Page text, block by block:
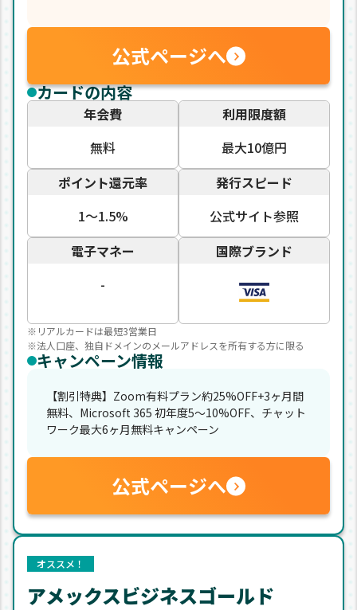
公式ページへ
カードの内容
年会費
無料
利用限度額
最大10億円
ポイント還元率
1〜1.5%
発行スピード
公式サイト参照
電子マネー
-
国際ブランド
※リアルカードは最短3営業日
※法人口座、独自ドメインのメールアドレスを所有する方に限る
キャンペーン情報
【割引特典】Zoom有料プラン約25%OFF+3ヶ月間
無料、Microsoft 365 初年度5〜10%OFF、チャット
ワーク最大6ヶ月無料キャンペーン
公式ページへ
オススメ！
アメックスビジネスゴールド